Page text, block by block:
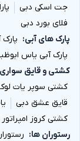
جت اسکی دبی
فلای بورد دبی
پارک های آبی
پارک
پارک آبی یاس
کشتی و قایق سواری
کشتی سوپر یات
قایق عشق دبی
کشتی کروز
رستوران ها